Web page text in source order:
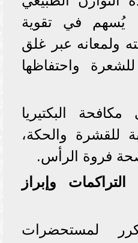
يُسهم في تقوية
ولمعانه عبر غلق
واحتفاظها
البكتيريا
للقشرة والحكة،
فروة الرأس.
التراكمات وإبراز
لمستحضرات